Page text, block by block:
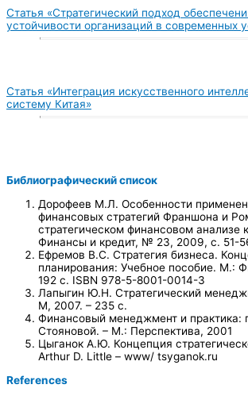
Статья «Стратегический подход
устойчивости организаций в современных
Статья «Интеграция искусственного
систему Китая»
Библиографический список
Дорофеев М.Л. Особенности
финансовых стратегий Франшона и
стратегическом финансовом анализе
Финансы и кредит, № 23, 2009, с. 51-
Ефремов В.С. Стратегия бизнеса.
планирования: Учебное пособие. М.:
192 с. ISBN 978-5-8001-0014-3
Лапыгин Ю.Н. Стратегический
М, 2007. – 235 с.
Финансовый менеджмент и практика:
Стояновой. – М.: Перспектива, 2001
Цыганок А.Ю. Концепция
Arthur D. Little – www/ tsyganok.ru
References